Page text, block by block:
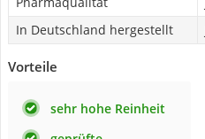
In Deutschland hergestellt
Vorteile
sehr hohe Reinheit